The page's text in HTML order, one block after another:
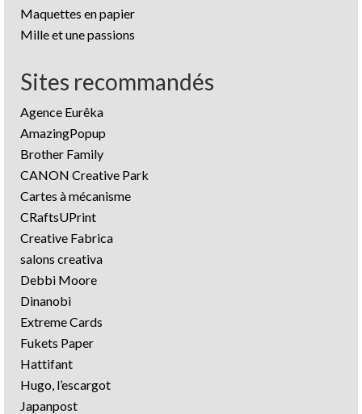
Maquettes en papier
Mille et une passions
Sites recommandés
Agence Eurêka
AmazingPopup
Brother Family
CANON Creative Park
Cartes à mécanisme
CRaftsUPrint
Creative Fabrica
salons creativa
Debbi Moore
Dinanobi
Extreme Cards
Fukets Paper
Hattifant
Hugo, l’escargot
Japanpost